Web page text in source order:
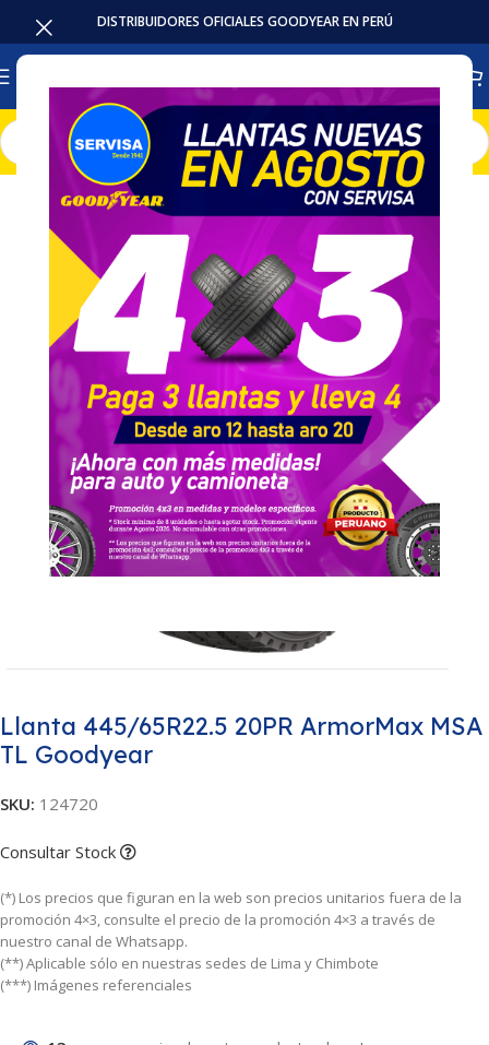
DISTRIBUIDORES OFICIALES GOODYEAR EN PERÚ
Inicio Llantas Camion
Llanta 445/65R22.5 20PR ArmorMax MSA
TL Goodyear
SKU: 124720
Consultar Stock
(*) Los precios que figuran en la web son precios unitarios fuera de la
promoción 4×3, consulte el precio de la promoción 4×3 a través de
nuestro canal de Whatsapp.
(**) Aplicable sólo en nuestras sedes de Lima y Chimbote
(***) Imágenes referenciales